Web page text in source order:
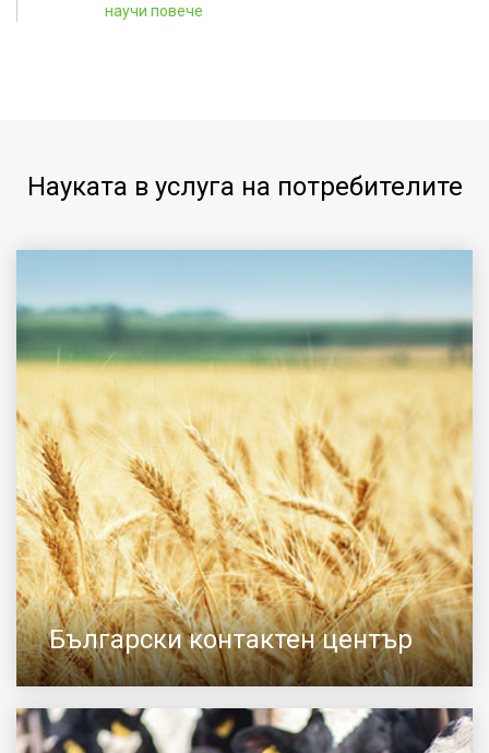
научи повече
Науката в услуга на потребителите
Български контактен център